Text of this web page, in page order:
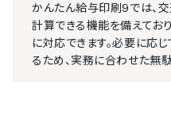
かんたん給与印刷9では、
計算できる機能を備えてお
に対応できます。必要に応
るため、実務に合わせた無